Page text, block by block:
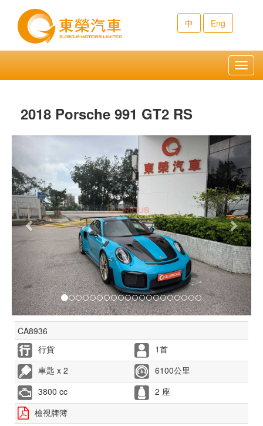
中 Eng
2018 Porsche 991 GT2 RS
Previous Next
CA8936
行貨
1首
車匙 x 2
6100公里
3800 cc
2 座
檢視牌簿